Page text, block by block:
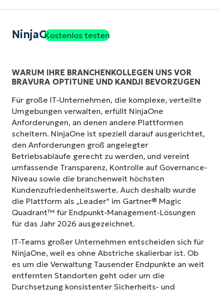
NinjaOneKostenlos testen
WARUM IHRE BRANCHENKOLLEGEN UNS VOR
BRAVURA OPTITUNE UND KANDJI BEVORZUGEN
Für große IT-Unternehmen, die komplexe, verteilte
Umgebungen verwalten, erfüllt NinjaOne
Anforderungen, an denen andere Plattformen
scheitern. NinjaOne ist speziell darauf ausgerichtet,
den Anforderungen groß angelegter
Betriebsabläufe gerecht zu werden, und vereint
umfassende Transparenz, Kontrolle auf Governance-
Niveau sowie die branchenweit höchsten
Kundenzufriedenheitswerte. Auch deshalb wurde
die Plattform als „Leader“ im Gartner® Magic
Quadrant™ für Endpunkt-Management-Lösungen
für das Jahr 2026 ausgezeichnet.
IT-Teams großer Unternehmen entscheiden sich für
NinjaOne, weil es ohne Abstriche skalierbar ist. Ob
es um die Verwaltung Tausender Endpunkte an weit
entfernten Standorten geht oder um die
Durchsetzung konsistenter Sicherheits- und